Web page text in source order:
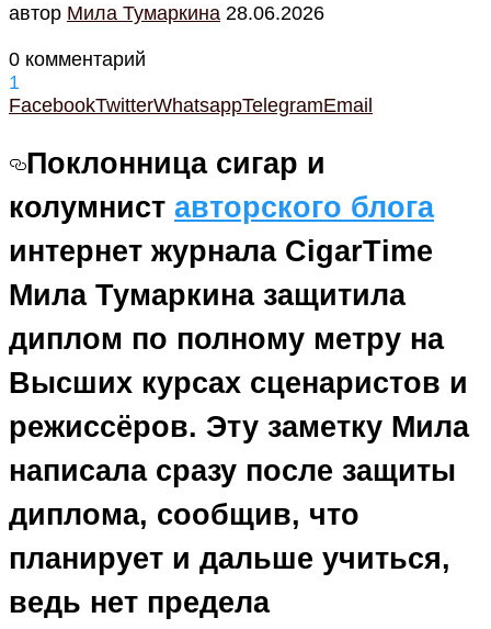
автор Мила Тумаркина 28.06.2026
0 комментарий
1
FacebookTwitterWhatsappTelegramEmail
Поклонница сигар и
колумнист авторского блога
интернет журнала CigarTime
Мила Тумаркина защитила
диплом по полному метру на
Высших курсах сценаристов и
режиссёров. Эту заметку Мила
написала сразу после защиты
диплома, сообщив, что
планирует и дальше учиться,
ведь нет предела